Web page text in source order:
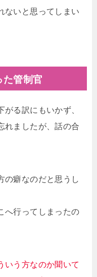
ないと思ってしまい
た管制官
る訳にもいかず、
れましたが、話の合
の癖なのだと思うし
へ行ってしまったの
いう方なのか聞いて